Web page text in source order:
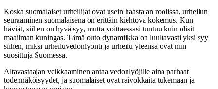
Koska suomalaiset urheilijat ovat usein haastajan roolissa, urheilun
seuraaminen suomalaisena on erittäin kiehtova kokemus. Kun
häviät, siihen on hyvä syy, mutta voittaessasi tuntuu kuin olisit
maailman kuningas. Tämä outo dynamiikka on luultavasti yksi syy
siihen, miksi urheiluvedonlyönti ja urheilu yleensä ovat niin
suosittuja Suomessa.
Altavastaajan veikkaaminen antaa vedonlyöjille aina parhaat
todennäköisyydet, ja suomalaiset ovat raivokkaita tukemaan ja